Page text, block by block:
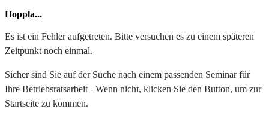
Hoppla...
Es ist ein Fehler aufgetreten. Bitte versuchen es zu einem späteren
Zeitpunkt noch einmal.
Sicher sind Sie auf der Suche nach einem passenden Seminar für
Ihre Betriebsratsarbeit - Wenn nicht, klicken Sie den Button, um zur
Startseite zu kommen.